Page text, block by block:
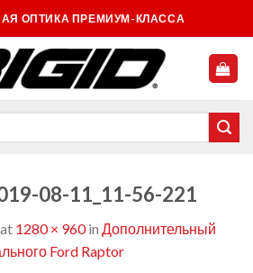
ОПТИКА ПРЕМИУМ-КЛАССА
08-11_11-56-221
at 1280 × 960in Дополнительный
Ford Raptor